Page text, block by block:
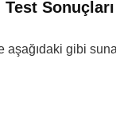
Sonuçları
aşağıdaki gibi